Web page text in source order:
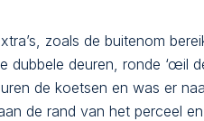
zoals de buitenom
dubbele deuren, ronde ‘œil
de koetsen en was er
de rand van het perceel